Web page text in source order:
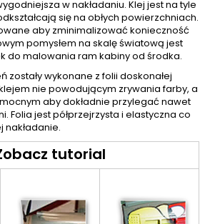
w nakładaniu. Klej jest na tyle
się na obłych powierzchniach.
aby zminimalizować konieczność
pomysłem na skalę światową jest
do malowania ram kabiny od środka.
zostały wykonane z folii doskonałej
nie powodującym zrywania farby, a
aby dokładnie przylegać nawet
Folia jest półprzejrzysta i elastyczna co
nakładanie.
tutorial